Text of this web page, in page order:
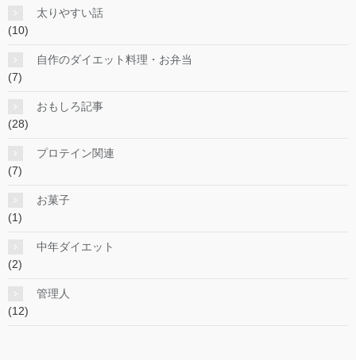
太りやすい話
(10)
自作のダイエット料理・お弁当
(7)
おもしろ記事
(28)
プロテイン関連
(7)
お菓子
(1)
中年ダイエット
(2)
管理人
(12)